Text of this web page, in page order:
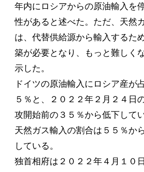
年内にロシアからの原油輸入を
性があると述べた。ただ、天然
は、代替供給源から輸入するた
築が必要となり、もっと難しく
示した。
ドイツの原油輸入にロシア産が
５％と、２０２２年２月２４日
攻開始前の３５％から低下して
天然ガス輸入の割合は５５％か
している。
独首相府は２０２２年４月１０